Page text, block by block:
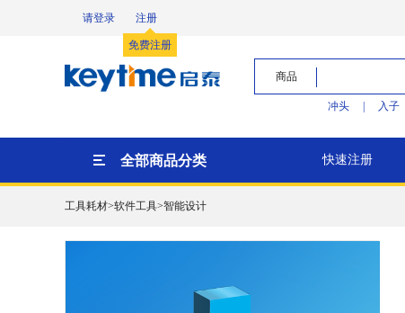
请登录 注册
免费注册
商品
冲头 入子
全部商品分类 快速注册
工具耗材>软件工具>智能设计